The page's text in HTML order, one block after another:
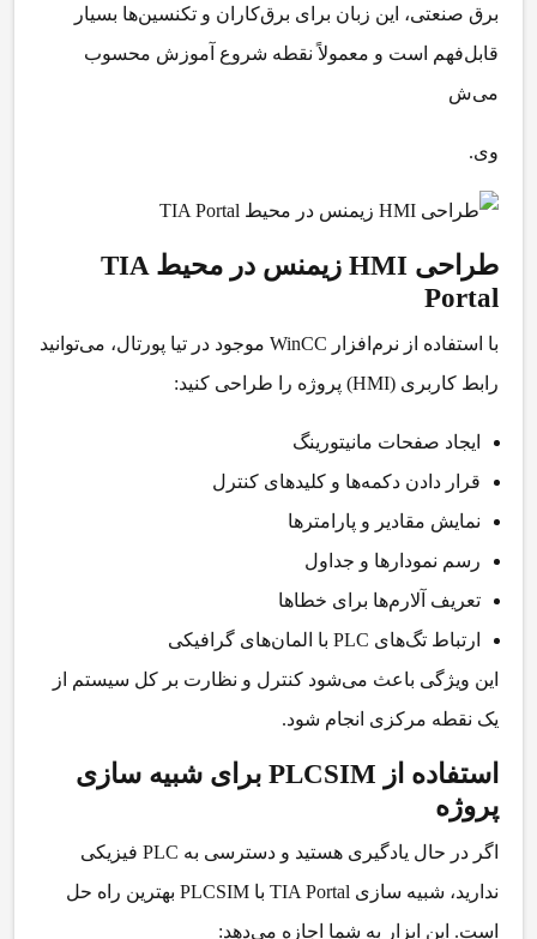
برق صنعتی، این زبان برای برق‌کاران و تکنسین‌ها بسیار
قابل‌فهم است و معمولاً نقطه شروع آموزش محسوب
می‌ش
وی.
طراحی HMI زیمنس در محیط TIA
Portal
با استفاده از نرم‌افزار WinCC موجود در تیا پورتال، می‌توانید
رابط کاربری (HMI) پروژه را طراحی کنید:
ایجاد صفحات مانیتورینگ
قرار دادن دکمه‌ها و کلیدهای کنترل
نمایش مقادیر و پارامترها
رسم نمودارها و جداول
تعریف آلارم‌ها برای خطاها
ارتباط تگ‌های PLC با المان‌های گرافیکی
این ویژگی باعث می‌شود کنترل و نظارت بر کل سیستم از
یک نقطه مرکزی انجام شود.
استفاده از PLCSIM برای شبیه سازی
پروژه
اگر در حال یادگیری هستید و دسترسی به PLC فیزیکی
ندارید، شبیه سازی TIA Portal با PLCSIM
بهترین راه حل
است. این ابزار به شما اجازه می‌دهد: